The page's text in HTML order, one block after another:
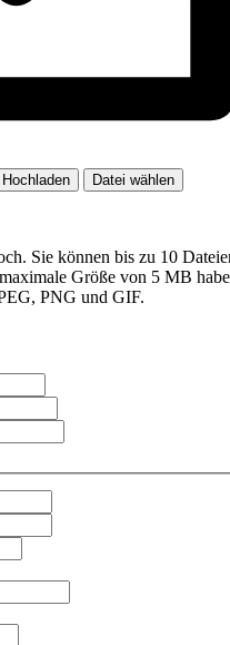
Datei wählen
Sie können bis zu 10
Größe von 5 MB
PNG und GIF.